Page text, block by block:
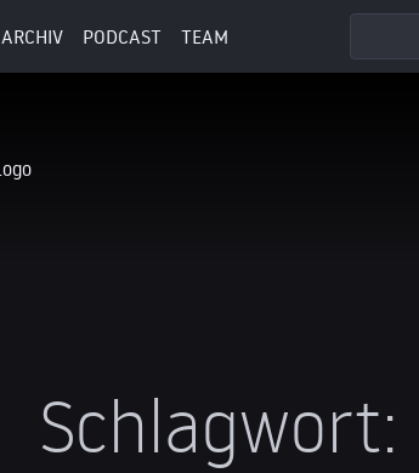
ARCHIV PODCAST TEAM
Schlagwort: